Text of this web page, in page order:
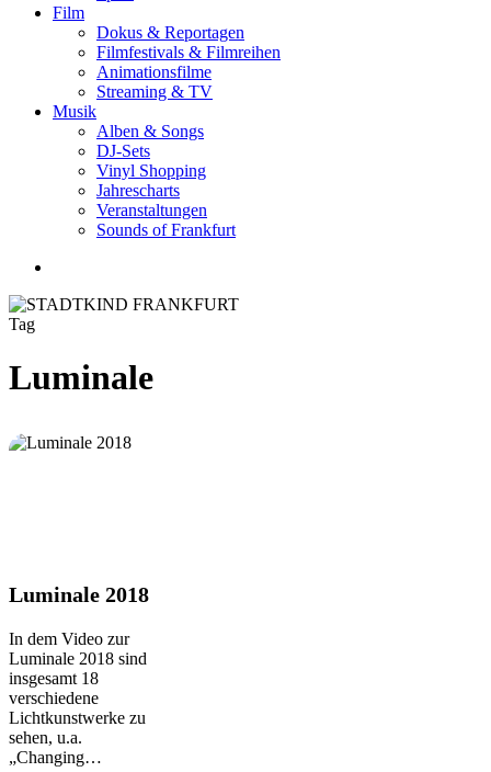
Film
Dokus & Reportagen
Filmfestivals & Filmreihen
Animationsfilme
Streaming & TV
Musik
Alben & Songs
DJ-Sets
Vinyl Shopping
Jahrescharts
Veranstaltungen
Sounds of Frankfurt
Tag
Luminale
Luminale
Luminale 2018
In dem Video zur
Luminale 2018 sind
insgesamt 18
verschiedene
Lichtkunstwerke zu
sehen, u.a.
„Changing…